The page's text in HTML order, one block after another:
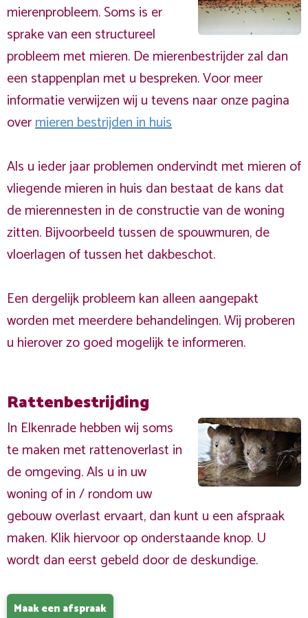
mierenprobleem. Soms is er
sprake van een structureel
probleem met mieren. De mierenbestrijder zal dan
een stappenplan met u bespreken. Voor meer
informatie verwijzen wij u tevens naar onze pagina
overmieren bestrijden in huis
Als u ieder jaar problemen ondervindt met mieren of
vliegende mieren in huis dan bestaat de kans dat
de mierennesten in de constructie van de woning
zitten. Bijvoorbeeld tussen de spouwmuren, de
vloerlagen of tussen het dakbeschot.
Een dergelijk probleem kan alleen aangepakt
worden met meerdere behandelingen. Wij proberen
u hierover zo goed mogelijk te informeren.
Rattenbestrijding
In Elkenrade hebben wij soms
te maken met rattenoverlast in
de omgeving. Als u in uw
woning of in / rondom uw
gebouw overlast ervaart, dan kunt u een afspraak
maken. Klik hiervoor op onderstaande knop. U
wordt dan eerst gebeld door de deskundige.
Maak een afspraak